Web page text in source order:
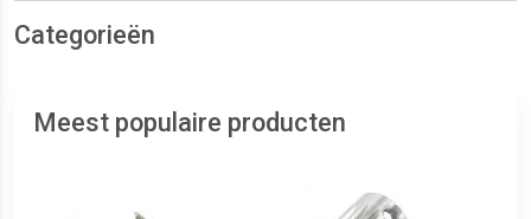
Categorieën
Meest populaire producten